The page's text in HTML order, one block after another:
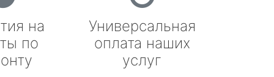
на
по
Универсальная
оплата наших
услуг